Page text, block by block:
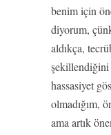
benim için
diyorum,
aldıkça,
hassasiyet
olmadığım,
ama artık